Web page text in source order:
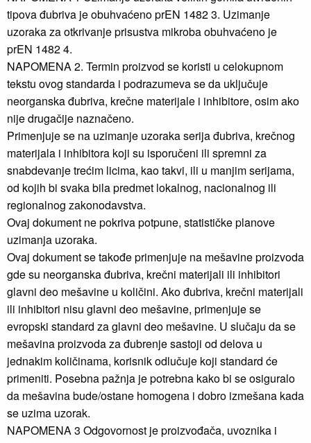
tipova đubriva je obuhvaćeno prEN 1482 3. Uzimanje
uzoraka za otkrivanje prisustva mikroba obuhvaćeno je
prEN 1482 4.
NAPOMENA 2. Termin proizvod se koristi u celokupnom
tekstu ovog standarda i podrazumeva se da uključuje
neorganska đubriva, krečne materijale i inhibitore, osim ako
nije drugačije naznačeno.
Primenjuje se na uzimanje uzoraka serija đubriva, krečnog
materijala i inhibitora koji su isporučeni ili spremni za
snabdevanje trećim licima, kao takvi, ili u manjim serijama,
od kojih bi svaka bila predmet lokalnog, nacionalnog ili
regionalnog zakonodavstva.
Ovaj dokument ne pokriva potpune, statističke planove
uzimanja uzoraka.
Ovaj dokument se takođe primenjuje na mešavine proizvoda
gde su neorganska đubriva, krečni materijali ili inhibitori
glavni deo mešavine u količini. Ako đubriva, krečni materijali
ili inhibitori nisu glavni deo mešavine, primenjuje se
evropski standard za glavni deo mešavine. U slučaju da se
mešavina proizvoda za đubrenje sastoji od delova u
jednakim količinama, korisnik odlučuje koji standard će
primeniti. Posebna pažnja je potrebna kako bi se osiguralo
da mešavina bude/ostane homogena i dobro izmešana kada
se uzima uzorak.
NAPOMENA 3 Odgovornost je proizvođača, uvoznika i